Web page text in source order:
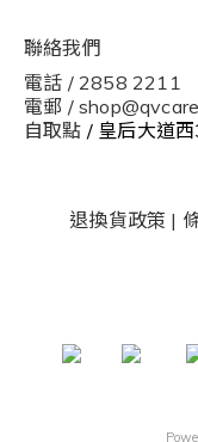
聯絡我們
電話 / 2858 2211
電郵 /
自取點 / 皇后大道
退換貨政策 |